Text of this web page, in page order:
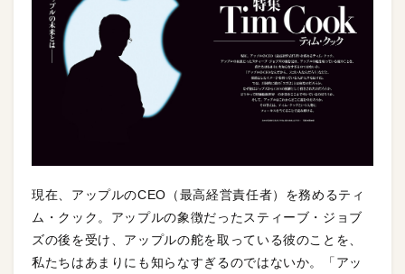
現在、アップルのCEO（最高経営責任者）を務めるティ
ム・クック。アップルの象徴だったスティーブ・ジョブ
ズの後を受け、アップルの舵を取っている彼のことを、
私たちはあまりにも知らなすぎるのではないか。「アッ